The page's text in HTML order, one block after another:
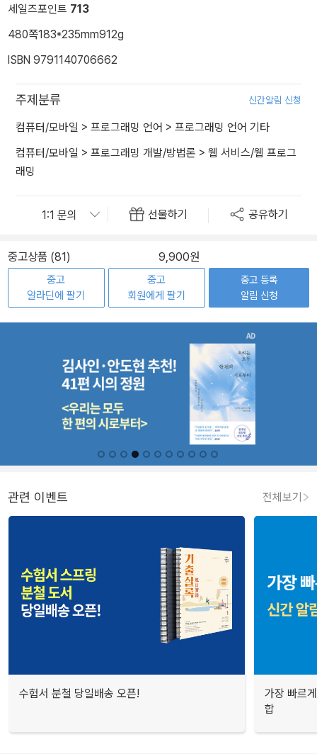
세일즈포인트 713
480쪽183*235mm912g
ISBN 9791140706662
주제분류 신간알림 신청
컴퓨터/모바일 > 프로그래밍 언어 > 프로그래밍 언어 기타
컴퓨터/모바일 > 프로그래밍 개발/방법론 > 웹 서비스/웹 프로그
래밍
선물하기 공유하기
중고상품 (81) 9,900원
중고
알라딘에 팔기
중고
회원에게 팔기
중고 등록
알림 신청
관련 이벤트 전체보기
수험서 분철 당일배송 오픈!
가장 빠르
합